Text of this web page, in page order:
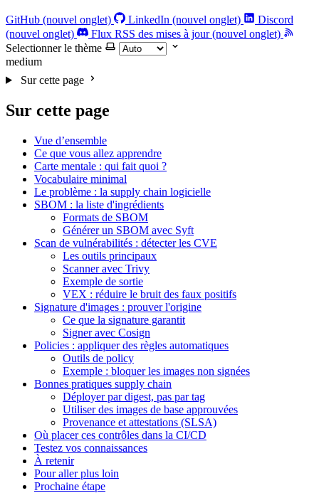
GitHub (nouvel onglet) LinkedIn (nouvel onglet)
Discord
(nouvel onglet)
Flux RSS des mises à jour (nouvel onglet)
Selectionner le thème
medium
Sur cette page
Sur cette page
Vue d’ensemble
Ce que vous allez apprendre
Carte mentale : qui fait quoi ?
Vocabulaire minimal
Le problème : la supply chain logicielle
SBOM : la liste d'ingrédients
Formats de SBOM
Générer un SBOM avec Syft
Scan de vulnérabilités : détecter les CVE
Les outils principaux
Scanner avec Trivy
Exemple de sortie
VEX : réduire le bruit des faux positifs
Signature d'images : prouver l'origine
Ce que la signature garantit
Signer avec Cosign
Policies : appliquer des règles automatiques
Outils de policy
Exemple : bloquer les images non signées
Bonnes pratiques supply chain
Déployer par digest, pas par tag
Utiliser des images de base approuvées
Provenance et attestations (SLSA)
Où placer ces contrôles dans la CI/CD
Testez vos connaissances
À retenir
Pour aller plus loin
Prochaine étape